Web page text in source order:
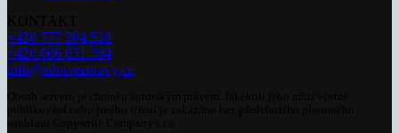
+420 777 264 528
+420 606 831 394
info@zdravezpravy.cz